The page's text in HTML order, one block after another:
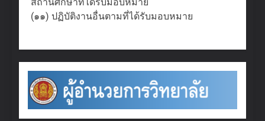
(๑๑) ปฏิบัติงานอื่นตามที่ได้รับมอบหมาย